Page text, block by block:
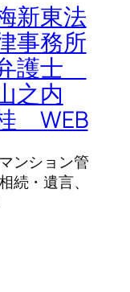
新東法
事務所
護士
之内
WEB
ンション管
続・遺言、